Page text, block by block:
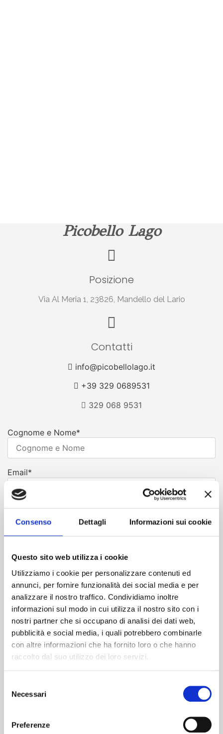
Consenso Dettagli Informazioni sui cookie
Questo sito web utilizza i cookie
Utilizziamo i cookie per personalizzare contenuti ed
annunci, per fornire funzionalità dei social media e per
analizzare il nostro traffico. Condividiamo inoltre
informazioni sul modo in cui utilizza il nostro sito con i
nostri partner che si occupano di analisi dei dati web,
pubblicità e social media, i quali potrebbero combinarle
con altre informazioni che ha fornito loro o che hanno
raccolto dal suo utilizzo dei loro servizi.
delNecessari
Preferenze
Picobello Lago
Posizione
Via Al Meria 1, 23826, Mandello del Lario
Contatti
info@picobellolago.it
+39 329 0689531
329 068 9531
Cognome e Nome*
Email*
Arrivo
N. Notti
Note